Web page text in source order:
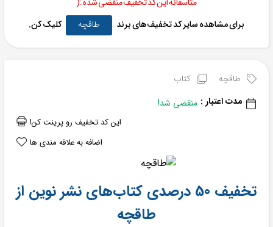
برای مشاهده سایر کد تخفیف‌های برند
طاقچه کلیک کن.
طاقچه
کتاب
مدت اعتبار : منقضی شد!
این کد تخفیف رو پرینت کن!
اضافه به علاقه مندی ها
تخفیف 50 درصدی کتاب‌های نشر نوین از
طاقچه